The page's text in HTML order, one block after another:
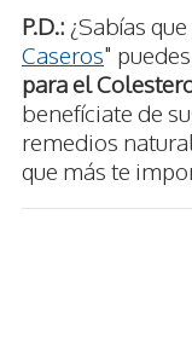
P.D.: ¿Sabías
Caseros"
para el
benefíciate de
remedios
que más te